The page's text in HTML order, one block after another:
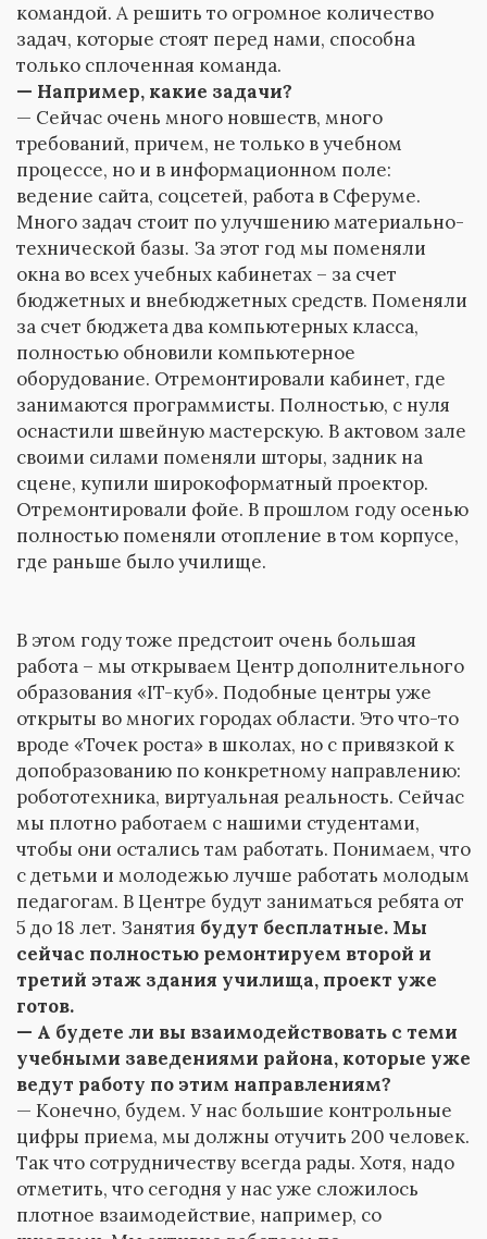
командой. А решить то огромное количество
задач, которые стоят перед нами, способна
только сплоченная команда.
— Например, какие задачи?
— Сейчас очень много новшеств, много
требований, причем, не только в учебном
процессе, но и в информационном поле:
ведение сайта, соцсетей, работа в Сферуме.
Много задач стоит по улучшению материально-
технической базы. За этот год мы поменяли
окна во всех учебных кабинетах – за счет
бюджетных и внебюджетных средств. Поменяли
за счет бюджета два компьютерных класса,
полностью обновили компьютерное
оборудование. Отремонтировали кабинет, где
занимаются программисты. Полностью, с нуля
оснастили швейную мастерскую. В актовом зале
своими силами поменяли шторы, задник на
сцене, купили широкоформатный проектор.
Отремонтировали фойе. В прошлом году осенью
полностью поменяли отопление в том корпусе,
где раньше было училище.
В этом году тоже предстоит очень большая
работа – мы открываем Центр дополнительного
образования «IT-куб». Подобные центры уже
открыты во многих городах области. Это что-то
вроде «Точек роста» в школах, но с привязкой к
допобразованию по конкретному направлению:
робототехника, виртуальная реальность. Сейчас
мы плотно работаем с нашими студентами,
чтобы они остались там работать. Понимаем, что
с детьми и молодежью лучше работать молодым
педагогам. В Центре будут заниматься ребята от
5 до 18 лет. Занятия будут бесплатные. Мы
сейчас полностью ремонтируем второй и
третий этаж здания училища, проект уже
готов.
— А будете ли вы взаимодействовать с теми
учебными заведениями района, которые уже
ведут работу по этим направлениям?
— Конечно, будем. У нас большие контрольные
цифры приема, мы должны отучить 200 человек.
Так что сотрудничеству всегда рады. Хотя, надо
отметить, что сегодня у нас уже сложилось
плотное взаимодействие, например, со